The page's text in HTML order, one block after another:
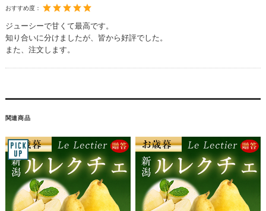
おすすめ度：
ジューシーで甘くて最高です。
知り合いに分けましたが、皆から好評でした。
また、注文します。
関連商品